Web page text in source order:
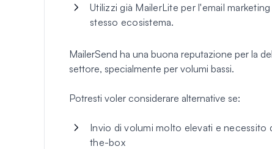
Utilizzi già MailerLite per l'email
stesso ecosistema.
MailerSend ha una buona reputazione per la
settore, specialmente per volumi bassi.
Potresti voler considerare alternative se:
Invio di volumi molto elevati e
the-box